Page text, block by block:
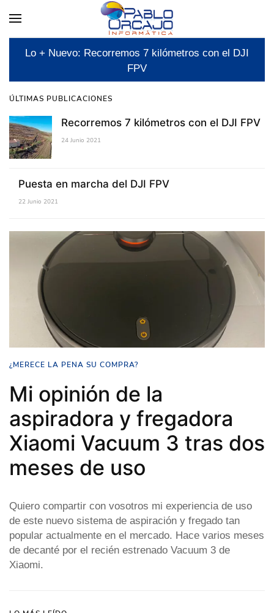
Lo + Nuevo: Recorremos 7 kilómetros con el DJI
FPV
ÚLTIMAS PUBLICACIONES
Recorremos 7 kilómetros con el DJI FPV
24 Junio 2021
Puesta en marcha del DJI FPV
22 Junio 2021
¿MERECE LA PENA SU COMPRA?
Mi opinión de la
aspiradora y fregadora
Xiaomi Vacuum 3 tras dos
meses de uso
Quiero compartir con vosotros mi experiencia de uso
de este nuevo sistema de aspiración y fregado tan
popular actualmente en el mercado. Hace varios meses
de decanté por el recién estrenado Vacuum 3 de
Xiaomi.